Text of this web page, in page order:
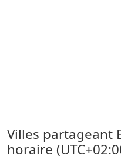
Villes partageant
horaire